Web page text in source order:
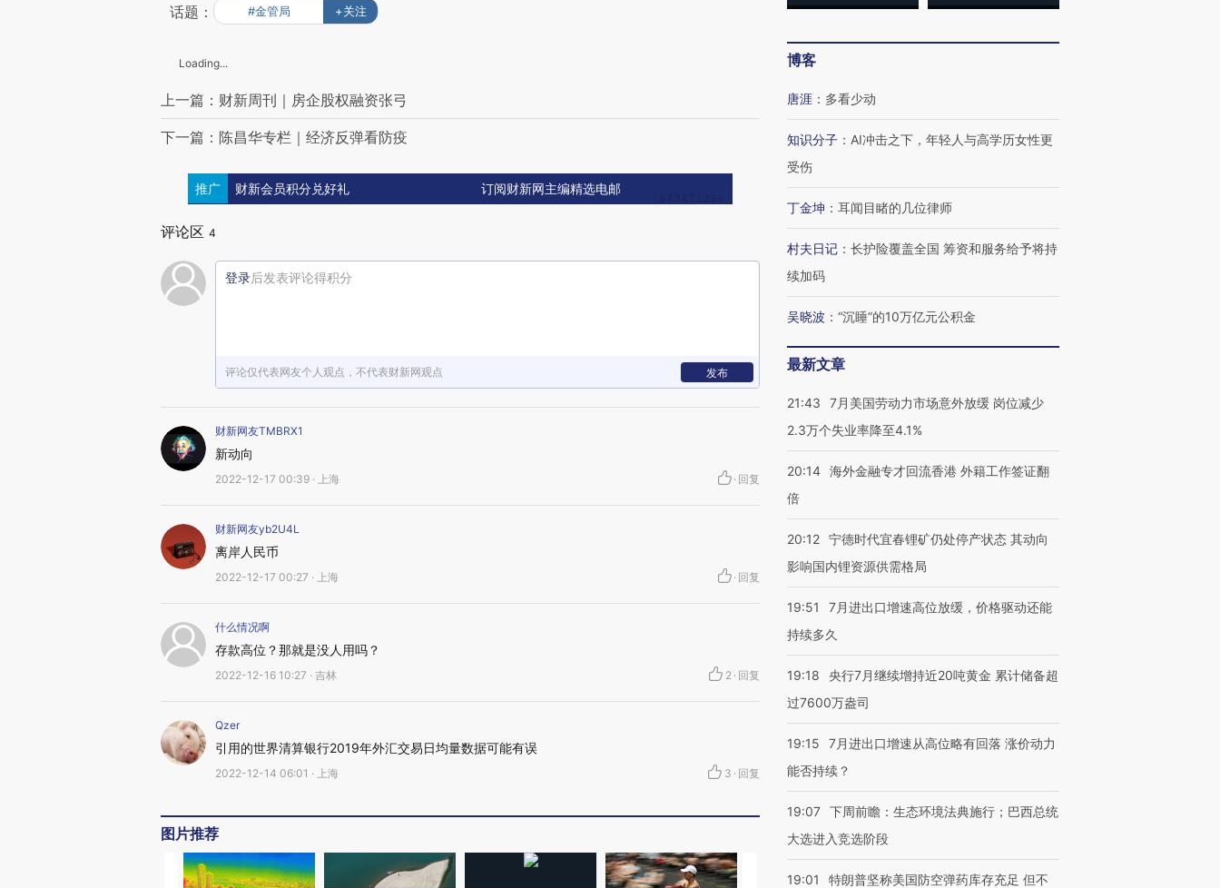
话题： #金管局 +关注
Loading...
上一篇：财新周刊｜房企股权融资张弓
下一篇：陈昌华专栏｜经济反弹看防疫
推广 财新会员积分兑好礼 订阅财新网主编精选电邮
评论区 4
登录后发表评论得积分
评论仅代表网友个人观点，不代表财新网观点 发布
财新网友TMBRX1
新动向
2022-12-17 00:39 · 上海 · 回复
财新网友yb2U4L
离岸人民币
2022-12-17 00:27 · 上海 · 回复
什么情况啊
存款高位？那就是没人用吗？
2022-12-16 10:27 · 吉林 2 · 回复
Qzer
引用的世界清算银行2019年外汇交易日均量数据可能有误
2022-12-14 06:01 · 上海 3 · 回复
图片推荐
博客
唐涯 ： 多看少动
知识分子 ： AI冲击之下，年轻人与高学历女性更
受伤
丁金坤 ： 耳闻目睹的几位律师
村夫日记 ： 长护险覆盖全国 筹资和服务给予将持
续加码
吴晓波 ： “沉睡”的10万亿元公积金
最新文章
21:43
7月美国劳动力市场意外放缓 岗位减少
2.3万个失业率降至4.1%
20:14 海外金融专才回流香港 外籍工作签证翻
倍
20:12 宁德时代宜春锂矿仍处停产状态 其动向
影响国内锂资源供需格局
19:51
7月进出口增速高位放缓，价格驱动还能
持续多久
19:18
央行7月继续增持近20吨黄金 累计储备超
过7600万盎司
19:15
7月进出口增速从高位略有回落 涨价动力
能否持续？
19:07 下周前瞻：生态环境法典施行；巴西总统
大选进入竞选阶段
19:01
特朗普坚称美国防空弹药库存充足 但不